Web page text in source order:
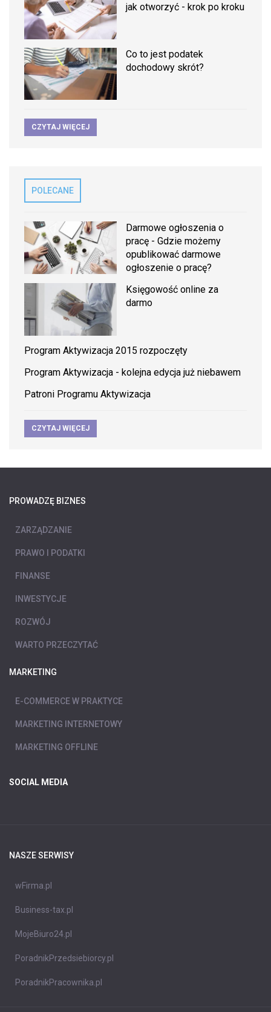
jak otworzyć - krok po kroku
Co to jest podatek
dochodowy skrót?
CZYTAJ WIĘCEJ
POLECANE
Darmowe ogłoszenia o
pracę - Gdzie możemy
opublikować darmowe
ogłoszenie o pracę?
Księgowość online za
darmo
Program Aktywizacja 2015 rozpoczęty
Program Aktywizacja - kolejna edycja już niebawem
Patroni Programu Aktywizacja
CZYTAJ WIĘCEJ
PROWADZĘ BIZNES
ZARZĄDZANIE
PRAWO I PODATKI
FINANSE
INWESTYCJE
ROZWÓJ
WARTO PRZECZYTAĆ
MARKETING
E-COMMERCE W PRAKTYCE
MARKETING INTERNETOWY
MARKETING OFFLINE
SOCIAL MEDIA
NASZE SERWISY
wFirma.pl
Business-tax.pl
MojeBiuro24.pl
PoradnikPrzedsiebiorcy.pl
PoradnikPracownika.pl